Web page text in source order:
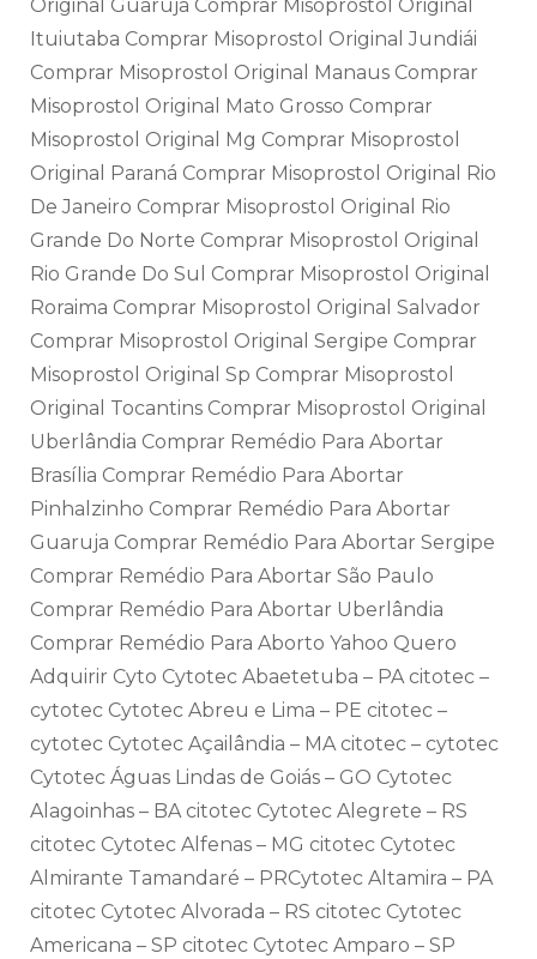
Original Guaruja Comprar Misoprostol Original
Ituiutaba Comprar Misoprostol Original Jundiái
Comprar Misoprostol Original Manaus Comprar
Misoprostol Original Mato Grosso Comprar
Misoprostol Original Mg Comprar Misoprostol
Original Paraná Comprar Misoprostol Original Rio
De Janeiro Comprar Misoprostol Original Rio
Grande Do Norte Comprar Misoprostol Original
Rio Grande Do Sul Comprar Misoprostol Original
Roraima Comprar Misoprostol Original Salvador
Comprar Misoprostol Original Sergipe Comprar
Misoprostol Original Sp Comprar Misoprostol
Original Tocantins Comprar Misoprostol Original
Uberlândia Comprar Remédio Para Abortar
Brasília Comprar Remédio Para Abortar
Pinhalzinho Comprar Remédio Para Abortar
Guaruja Comprar Remédio Para Abortar Sergipe
Comprar Remédio Para Abortar São Paulo
Comprar Remédio Para Abortar Uberlândia
Comprar Remédio Para Aborto Yahoo Quero
Adquirir Cyto Cytotec Abaetetuba – PA citotec –
cytotec Cytotec Abreu e Lima – PE citotec –
cytotec Cytotec Açailândia – MA citotec – cytotec
Cytotec Águas Lindas de Goiás – GO Cytotec
Alagoinhas – BA citotec Cytotec Alegrete – RS
citotec Cytotec Alfenas – MG citotec Cytotec
Almirante Tamandaré – PRCytotec Altamira – PA
citotec Cytotec Alvorada – RS citotec Cytotec
Americana – SP citotec Cytotec Amparo – SP